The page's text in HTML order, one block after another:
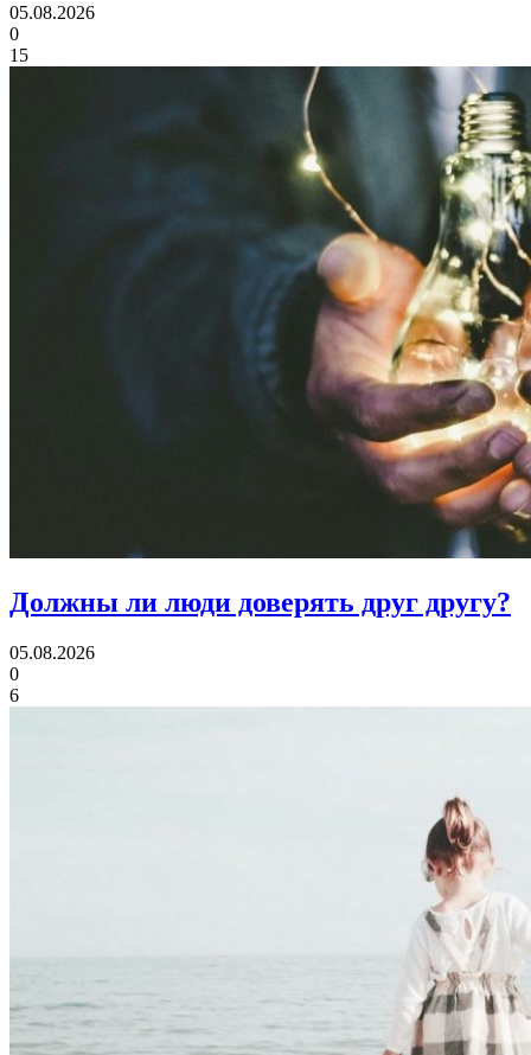
05.08.2026
0
15
Должны ли люди доверять друг другу?
05.08.2026
0
6